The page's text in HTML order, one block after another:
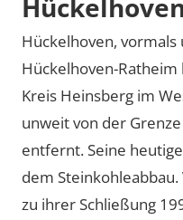
Hückelhoven,
Hückelhoven-
Kreis Heinsberg im
unweit von der
entfernt. Seine
dem
zu ihrer Schließung